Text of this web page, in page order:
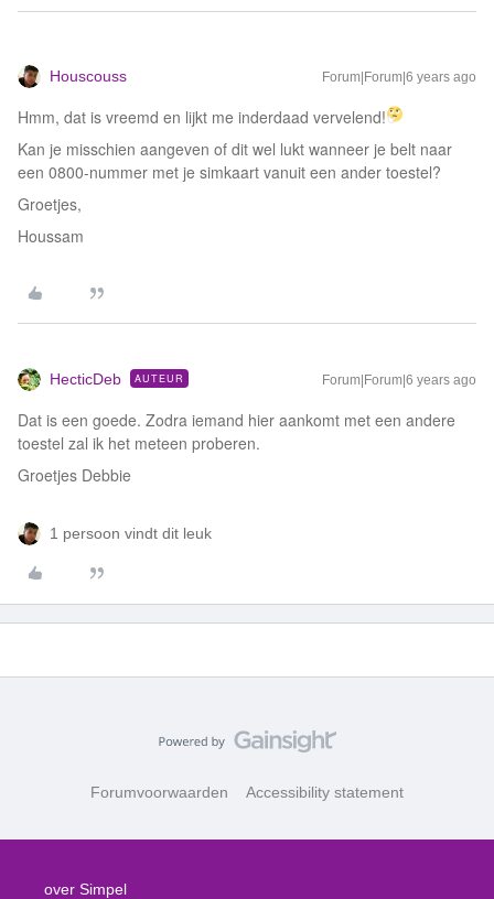
Houscouss Forum|Forum|6 years ago
Hmm, dat is vreemd en lijkt me inderdaad vervelend!
Kan je misschien aangeven of dit wel lukt wanneer je belt naar
een 0800-nummer met je simkaart vanuit een ander toestel?
Groetjes,
Houssam
HecticDeb AUTEUR Forum|Forum|6 years ago
Dat is een goede. Zodra iemand hier aankomt met een andere
toestel zal ik het meteen proberen.
Groetjes Debbie
1 persoon vindt dit leuk
Forumvoorwaarden Accessibility statement
over Simpel